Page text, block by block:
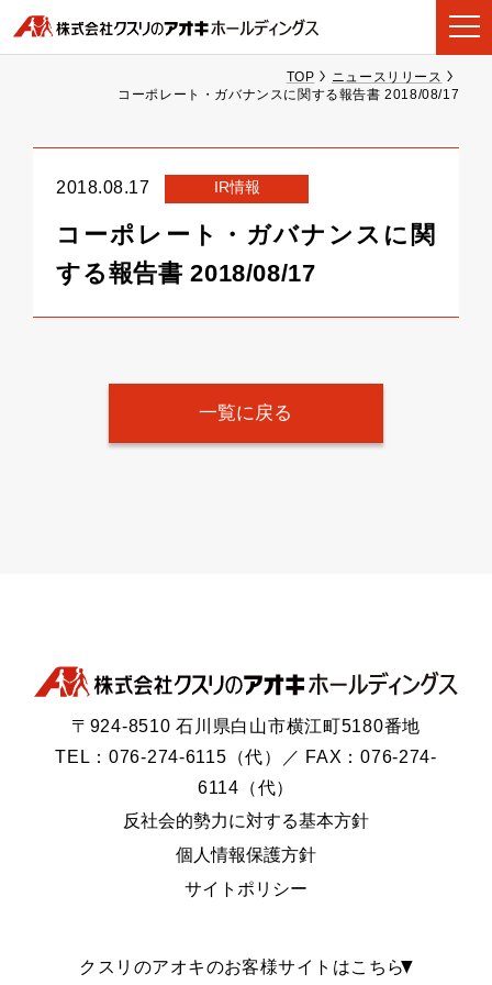
TOP
ニュースリリース
コーポレート・ガバナンスに関する報告書 2018/08/17
2018.08.17 IR情報
コーポレート・ガバナンスに関
する報告書 2018/08/17
一覧に戻る
〒924-8510 石川県白山市横江町5180番地
TEL：076-274-6115（代）／ FAX：076-274-
6114（代）
反社会的勢力に対する基本方針
個人情報保護方針
サイトポリシー
クスリのアオキのお客様サイトはこちら